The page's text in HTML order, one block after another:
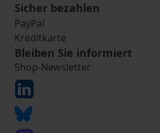
Sicher bezahlen
PayPal
Kreditkarte
Bleiben Sie informiert
Shop-Newsletter